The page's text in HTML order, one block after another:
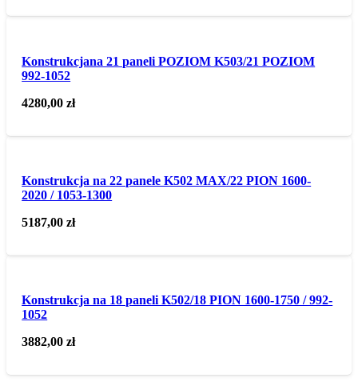
Konstrukcjana 21 paneli POZIOM K503/21 POZIOM
992-1052
4280,00zł
Konstrukcja na 22 panele K502 MAX/22 PION 1600-
2020 / 1053-1300
5187,00zł
Konstrukcja na 18 paneli K502/18 PION 1600-1750 / 992-
1052
3882,00zł